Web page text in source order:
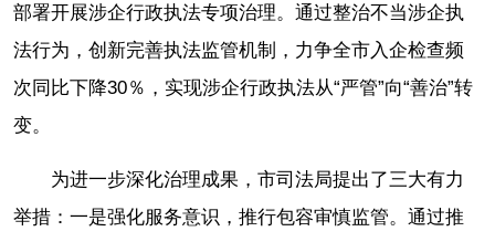
部署开展涉企行政执法专项治理。通过整治不当涉企执
法行为，创新完善执法监管机制，力争全市入企检查频
次同比下降30％，实现涉企行政执法从“严管”向“善治”转
变。
为进一步深化治理成果，市司法局提出了三大有力
举措：一是强化服务意识，推行包容审慎监管。通过推